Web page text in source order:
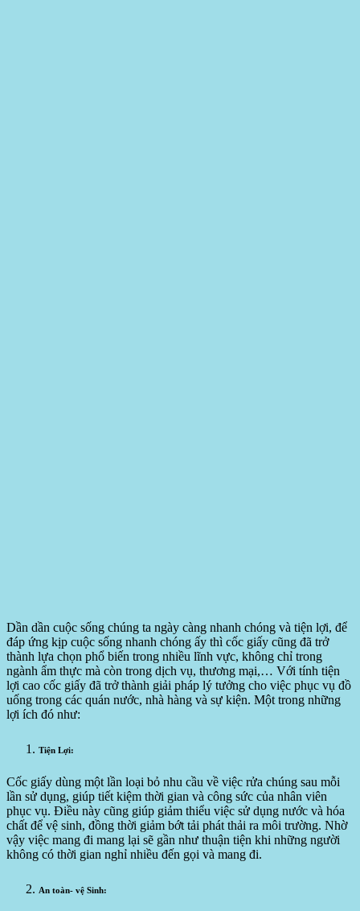
Dần dần cuộc sống chúng ta ngày càng nhanh chóng và tiện lợi, để
đáp ứng kịp cuộc sống nhanh chóng ấy thì cốc giấy cũng đã trở
thành lựa chọn phổ biến trong nhiều lĩnh vực, không chỉ trong
ngành ẩm thực mà còn trong dịch vụ, thương mại,… Với tính tiện
lợi cao cốc giấy đã trở thành giải pháp lý tưởng cho việc phục vụ đồ
uống trong các quán nước, nhà hàng và sự kiện. Một trong những
lợi ích đó như:
Tiện Lợi:
Cốc giấy dùng một lần loại bỏ nhu cầu về việc rửa chúng sau mỗi
lần sử dụng, giúp tiết kiệm thời gian và công sức của nhân viên
phục vụ. Điều này cũng giúp giảm thiểu việc sử dụng nước và hóa
chất để vệ sinh, đồng thời giảm bớt tải phát thải ra môi trường. Nhờ
vậy việc mang đi mang lại sẽ gần như thuận tiện khi những người
không có thời gian nghỉ nhiều đến gọi và mang đi.
An toàn- vệ Sinh: